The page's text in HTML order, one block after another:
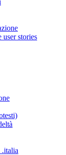
user stories
.italia